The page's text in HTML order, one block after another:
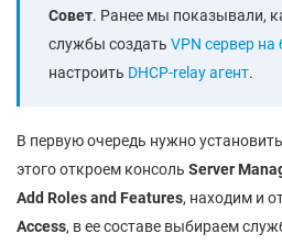
Совет. Ранее мы показывали,
службы создать VPN сервер на
настроить DHCP-relay агент.
В первую очередь нужно
этого откроем консоль Server
Add Roles and Features, находим и
Access, в ее составе выбираем